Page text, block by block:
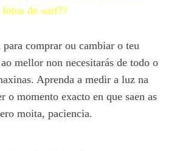
fotos de surf??
comprar ou cambiar o teu
mellor non necesitarás de todo o
Aprenda a medir a luz na
o momento exacto en que saen as
moita, paciencia.